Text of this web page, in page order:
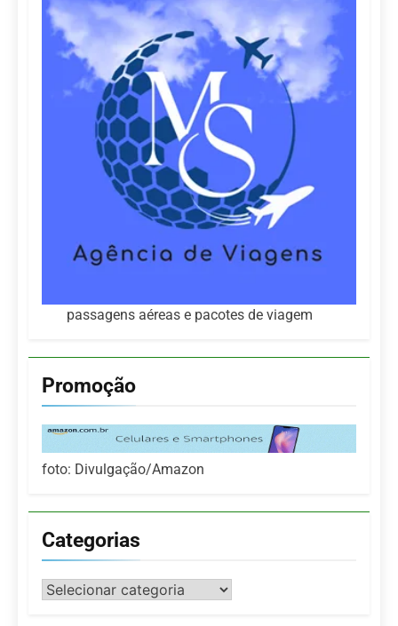
passagens aéreas e pacotes de viagem
Promoção
foto: Divulgação/Amazon
Categorias
Categorias